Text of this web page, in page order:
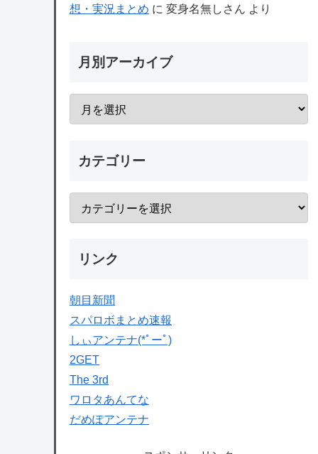
想・実況まとめ に 変身名無しさん より
月別アーカイブ
カテゴリー
リンク
朝目新聞
スパロボまとめ速報
しぃアンテナ(*ﾟーﾟ)
2GET
The 3rd
ワロタあんてな
だめぽアンテナ